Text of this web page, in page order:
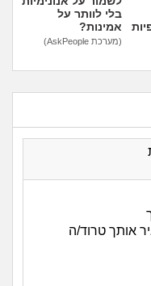
בלי לוותר על
אמינות?
(מערכת AskPeople)
אותך טרוד/ה